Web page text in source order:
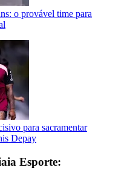
o provável time para
para sacramentar
Depay
Esporte: